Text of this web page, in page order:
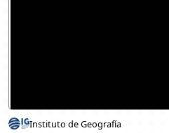
Instituto de Geografía